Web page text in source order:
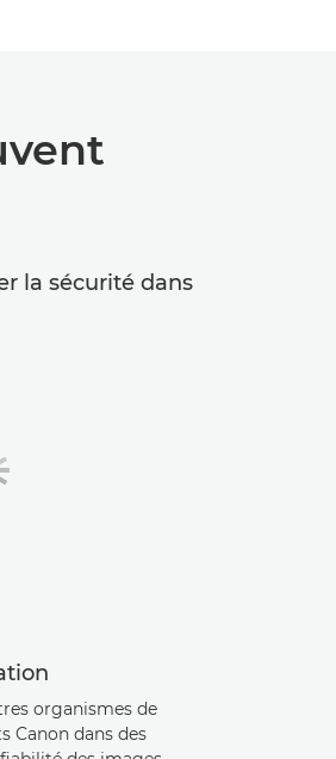
la sécurité dans
organismes de
Canon dans des